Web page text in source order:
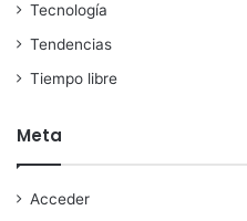
Tecnología
Tendencias
Tiempo libre
Meta
Acceder